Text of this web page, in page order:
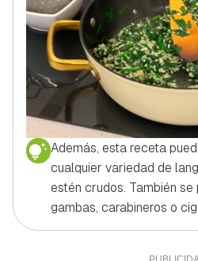
Además, esta receta
cualquier variedad de
estén crudos. También
gambas, carabineros o